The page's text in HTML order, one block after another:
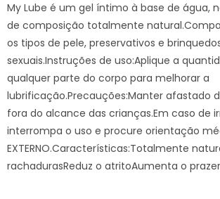
My Lube é um gel íntimo à base de água,
de composição totalmente
os tipos de pele, preservativos e
sexuais.Instruções de uso:Aplique a
qualquer parte do corpo para melhorar a
lubrificação.Precauções:Manter afastado
fora do alcance das crianças.Em caso de
interrompa o uso e procure orientação
EXTERNO.Características:Totalmente
rachadurasReduz o atritoAumenta o